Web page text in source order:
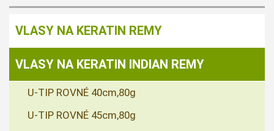
VLASY NA KERATIN REMY
VLASY NA KERATIN INDIAN REMY
U-TIP ROVNÉ 40cm,80g
U-TIP ROVNÉ 45cm,80g